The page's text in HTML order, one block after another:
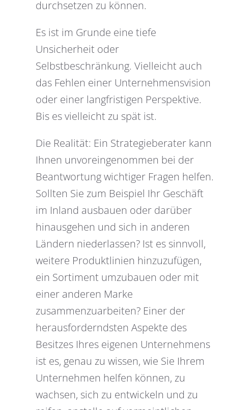
durchsetzen zu können.
Es ist im Grunde eine tiefe
Unsicherheit oder
Selbstbeschränkung. Vielleicht auch
das Fehlen einer Unternehmensvision
oder einer langfristigen Perspektive.
Bis es vielleicht zu spät ist.
Die Realität: Ein Strategieberater kann
Ihnen unvoreingenommen bei der
Beantwortung wichtiger Fragen helfen.
Sollten Sie zum Beispiel Ihr Geschäft
im Inland ausbauen oder darüber
hinausgehen und sich in anderen
Ländern niederlassen? Ist es sinnvoll,
weitere Produktlinien hinzuzufügen,
ein Sortiment umzubauen oder mit
einer anderen Marke
zusammenzuarbeiten? Einer der
herausforderndsten Aspekte des
Besitzes Ihres eigenen Unternehmens
ist es, genau zu wissen, wie Sie Ihrem
Unternehmen helfen können, zu
wachsen, sich zu entwickeln und zu